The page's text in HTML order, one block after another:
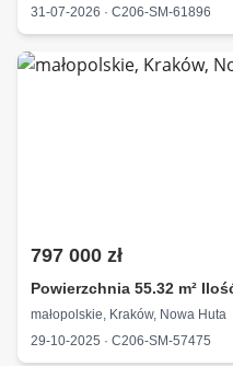
31-07-2026 · C206-SM-61896
797 000 zł
Powierzchnia 55.32 m²
małopolskie, Kraków, Nowa Huta
29-10-2025 · C206-SM-57475